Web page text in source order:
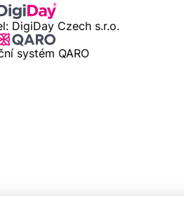
DigiDay Czech s.r.o.
systém QARO